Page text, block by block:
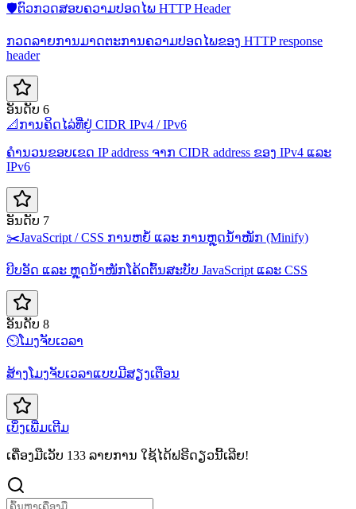
🛡️ຕົວກວດສອບຄວາມປອດໄພ HTTP Header
ກວດລາຍການມາດຕະການຄວາມປອດໄພຂອງ HTTP response
header
ອັນດັບ 6
📐 ການຄິດໄລ່ທີ່ຢູ່ CIDR IPv4 / IPv6
ຄຳນວນຂອບເຂດ IP address ຈາກ CIDR address ຂອງ IPv4 ແລະ
IPv6
ອັນດັບ 7
✂️JavaScript / CSS ການຫຍໍ້ ແລະ ການຫຼຸດນ້ຳໜັກ (Minify)
ບີບອັດ ແລະ ຫຼຸດນ້ຳໜັກໂຄ້ດຕົ້ນສະບັບ JavaScript ແລະ CSS
ອັນດັບ 8
⏲️ໂມງຈັບເວລາ
ສ້າງໂມງຈັບເວລາແບບມີສຽງເຕືອນ
ເບິ່ງເພີ່ມເຕີມ
ເຄື່ອງມືເວັບ 133 ລາຍການ ໃຊ້ໄດ້ຟຣີດຽວນີ້ເລີຍ!